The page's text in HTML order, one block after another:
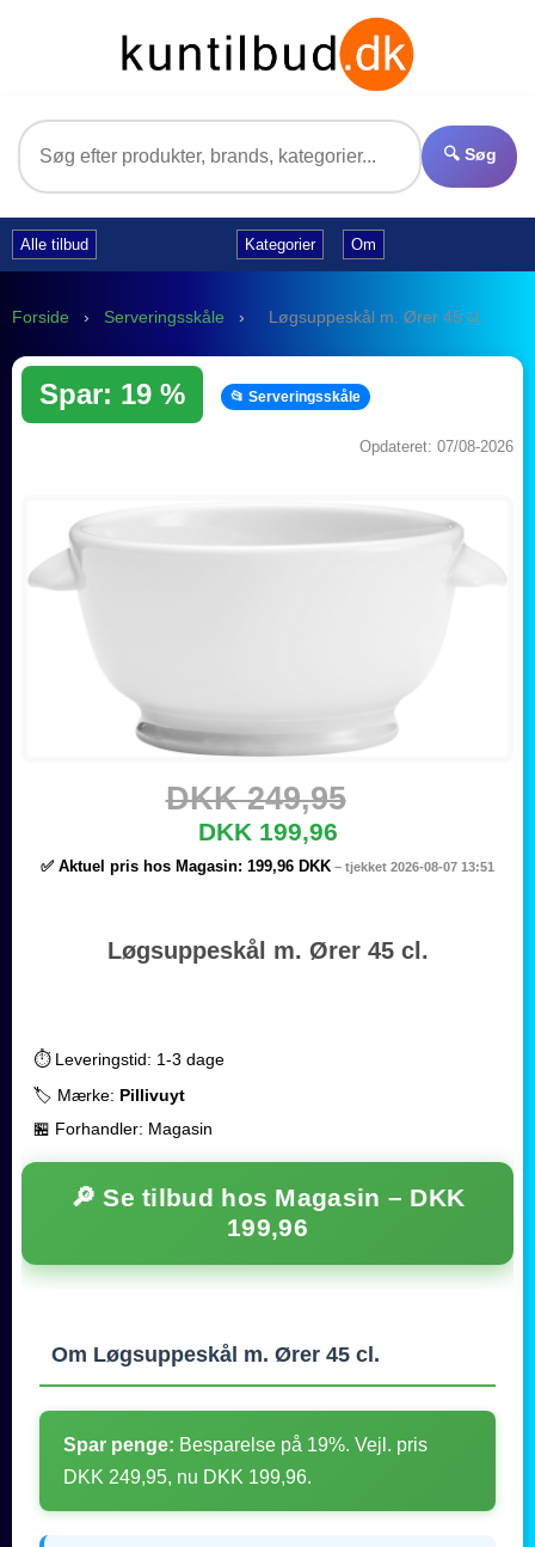
🔍 Søg
Alle tilbud Kategorier Om
Forside › Serveringsskåle › Løgsuppeskål m. Ører 45 cl.
Spar: 19 % 📂 Serveringsskåle
Opdateret: 07/08-2026
DKK 249,95
DKK 199,96
✅ Aktuel pris hos Magasin: 199,96 DKK – tjekket 2026-08-07 13:51
Løgsuppeskål m. Ører 45 cl.
⏱️ Leveringstid: 1-3 dage
🏷️ Mærke: Pillivuyt
🏪 Forhandler: Magasin
🔎 Se tilbud hos Magasin – DKK
199,96
Om Løgsuppeskål m. Ører 45 cl.
Spar penge: Besparelse på 19%. Vejl. pris
DKK 249,95, nu DKK 199,96.